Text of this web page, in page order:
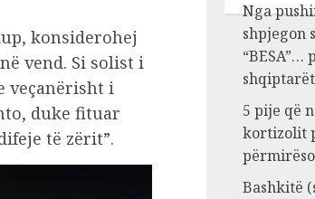
konsiderohej
vend. Si solist i
veçanërisht i
duke fituar
të zërit”.
Nga
shpjegon
“BESA”…
5 pije që
kortizolit
Bashkitë